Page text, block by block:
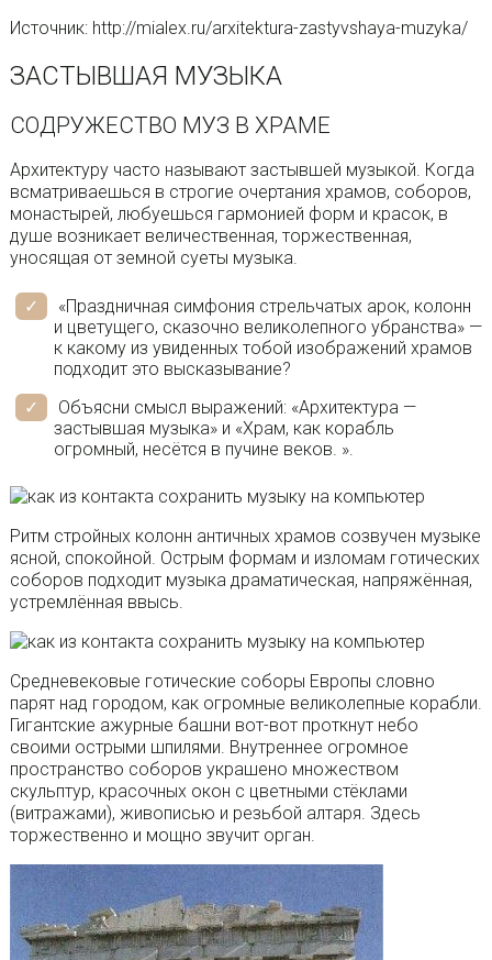
Источник: http://mialex.ru/arxitektura-zastyvshaya-muzyka/
ЗАСТЫВШАЯ МУЗЫКА
СОДРУЖЕСТВО МУЗ В ХРАМЕ
Архитектуру часто называют застывшей музыкой. Когда
всматриваешься в строгие очертания храмов, соборов,
монастырей, любуешься гармонией форм и красок, в
душе возникает величественная, торжественная,
уносящая от земной суеты музыка.
«Праздничная симфония стрельчатых арок, колонн
и цветущего, сказочно великолепного убранства» —
к какому из увиденных тобой изображений храмов
подходит это высказывание?
Объясни смысл выражений: «Архитектура —
застывшая музыка» и «Храм, как корабль
огромный, несётся в пучине веков. ».
Ритм стройных колонн античных храмов созвучен музыке
ясной, спокойной. Острым формам и изломам готических
соборов подходит музыка драматическая, напряжённая,
устремлённая ввысь.
Средневековые готические соборы Европы словно
парят над городом, как огромные великолепные корабли.
Гигантские ажурные башни вот-вот проткнут небо
своими острыми шпилями. Внутреннее огромное
пространство соборов украшено множеством
скульптур, красочных окон с цветными стёклами
(витражами), живописью и резьбой алтаря. Здесь
торжественно и мощно звучит орган.